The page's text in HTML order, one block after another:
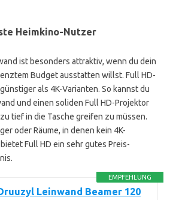
Heimkino-Nutzer
ist besonders attraktiv, wenn du dein
Budget ausstatten willst. Full HD-
als 4K-Varianten. So kannst du
und einen soliden Full HD-Projektor
tief in die Tasche greifen zu müssen.
oder Räume, in denen kein 4K-
Full HD ein sehr gutes Preis-
EMPFEHLUNG
Leinwand Beamer 120